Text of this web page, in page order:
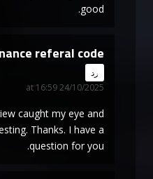
good.
referal code
says:
24/10/2025 at 16:59
رد
caught my eye and
Thanks. I have a
question for you.